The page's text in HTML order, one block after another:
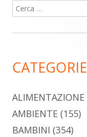
Barra
laterale
Ricerca
per:
CATEGORIE
ALIMENTAZIONE
AMBIENTE (155)
BAMBINI (354)